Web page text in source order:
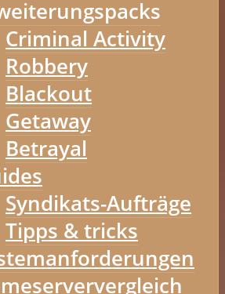
Criminal Activity
Robbery
Blackout
Getaway
Betrayal
Syndikats-Aufträge
Tipps & tricks